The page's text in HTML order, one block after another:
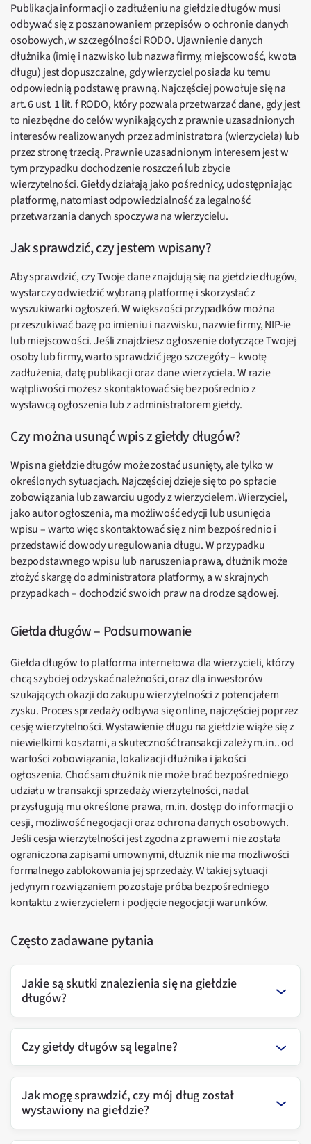
Publikacja informacji o zadłużeniu na giełdzie długów musi
odbywać się z poszanowaniem przepisów o ochronie danych
osobowych, w szczególności RODO. Ujawnienie danych
dłużnika (imię i nazwisko lub nazwa firmy, miejscowość, kwota
długu) jest dopuszczalne, gdy wierzyciel posiada ku temu
odpowiednią podstawę prawną. Najczęściej powołuje się na
art. 6 ust. 1 lit. f RODO, który pozwala przetwarzać dane, gdy jest
to niezbędne do celów wynikających z prawnie uzasadnionych
interesów realizowanych przez administratora (wierzyciela) lub
przez stronę trzecią. Prawnie uzasadnionym interesem jest w
tym przypadku dochodzenie roszczeń lub zbycie
wierzytelności. Giełdy działają jako pośrednicy, udostępniając
platformę, natomiast odpowiedzialność za legalność
przetwarzania danych spoczywa na wierzycielu.
Jak sprawdzić, czy jestem wpisany?
Aby sprawdzić, czy Twoje dane znajdują się na giełdzie długów,
wystarczy odwiedzić wybraną platformę i skorzystać z
wyszukiwarki ogłoszeń. W większości przypadków można
przeszukiwać bazę po imieniu i nazwisku, nazwie firmy, NIP-ie
lub miejscowości. Jeśli znajdziesz ogłoszenie dotyczące Twojej
osoby lub firmy, warto sprawdzić jego szczegóły – kwotę
zadłużenia, datę publikacji oraz dane wierzyciela. W razie
wątpliwości możesz skontaktować się bezpośrednio z
wystawcą ogłoszenia lub z administratorem giełdy.
Czy można usunąć wpis z giełdy długów?
Wpis na giełdzie długów może zostać usunięty, ale tylko w
określonych sytuacjach. Najczęściej dzieje się to po spłacie
zobowiązania lub zawarciu ugody z wierzycielem. Wierzyciel,
jako autor ogłoszenia, ma możliwość edycji lub usunięcia
wpisu – warto więc skontaktować się z nim bezpośrednio i
przedstawić dowody uregulowania długu. W przypadku
bezpodstawnego wpisu lub naruszenia prawa, dłużnik może
złożyć skargę do administratora platformy, a w skrajnych
przypadkach – dochodzić swoich praw na drodze sądowej.
Giełda długów – Podsumowanie
Giełda długów to platforma internetowa dla wierzycieli, którzy
chcą szybciej odzyskać należności, oraz dla inwestorów
szukających okazji do zakupu wierzytelności z potencjałem
zysku. Proces sprzedaży odbywa się online, najczęściej poprzez
cesję wierzytelności. Wystawienie długu na giełdzie wiąże się z
niewielkimi kosztami, a skuteczność transakcji zależy m.in.. od
wartości zobowiązania, lokalizacji dłużnika i jakości
ogłoszenia. Choć sam dłużnik nie może brać bezpośredniego
udziału w transakcji sprzedaży wierzytelności, nadal
przysługują mu określone prawa, m.in. dostęp do informacji o
cesji, możliwość negocjacji oraz ochrona danych osobowych.
Jeśli cesja wierzytelności jest zgodna z prawem i nie została
ograniczona zapisami umownymi, dłużnik nie ma możliwości
formalnego zablokowania jej sprzedaży. W takiej sytuacji
jedynym rozwiązaniem pozostaje próba bezpośredniego
kontaktu z wierzycielem i podjęcie negocjacji warunków.
Często zadawane pytania
Jakie są skutki znalezienia się na giełdzie
długów?
Czy giełdy długów są legalne?
Jak mogę sprawdzić, czy mój dług został
wystawiony na giełdzie?